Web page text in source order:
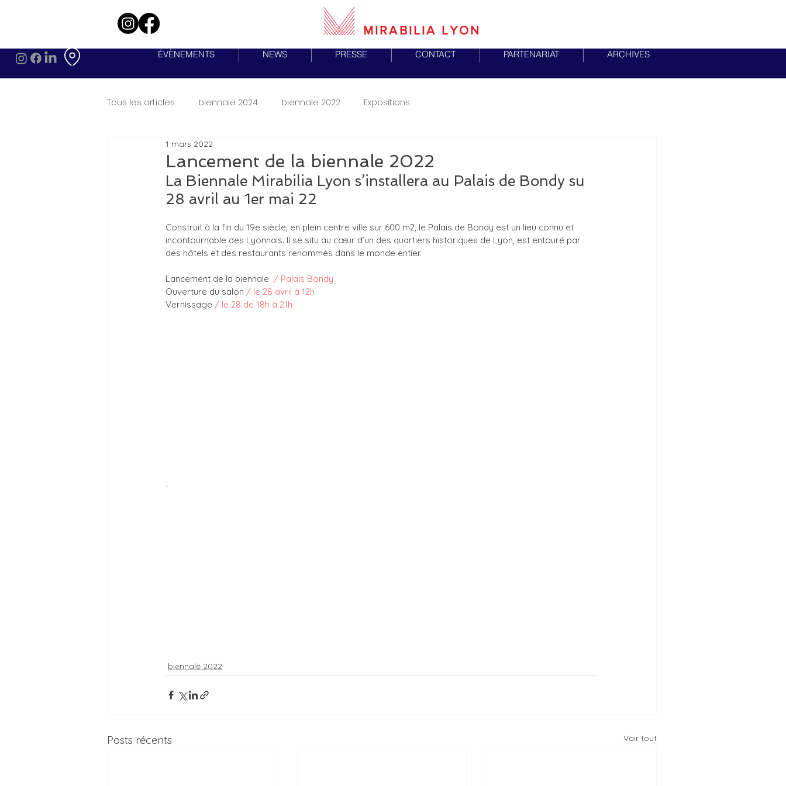
ÉVÈNEMENTS NEWS PRESSE CONTACT PARTENARIAT ARCHIVES
MIRABILIA LYON
Tous les articles biennale 2024 biennale 2022 Expositions
Lancement de la biennale 2022
1 mars 2022
La Biennale Mirabilia Lyon s’installera au Palais de Bondy su
28 avril au 1er mai 22
Construit à la fin du 19e siècle, en plein centre ville sur 600 m2, le Palais de Bondy est un lieu connu et
incontournable des Lyonnais. Il se situ au cœur d’un des quartiers historiques de Lyon, est entouré par
des hôtels et des restaurants renommés dans le monde entier.
Lancement de la biennale / Palais Bondy
Ouverture du salon / le 28 avril à 12h
Vernissage / le 28 de 18h à 21h
.
biennale 2022
Posts récents Voir tout